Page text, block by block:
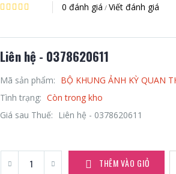
0 đánh giá /Viết đánh giá
Liên hệ - 0378620611
Mã sản phẩm: BỘ KHUNG ẢNH KỲ QUAN
Tình trạng: Còn trong kho
Giá sau Thuế:
Liên hệ - 0378620611
THÊM VÀO GIỎ